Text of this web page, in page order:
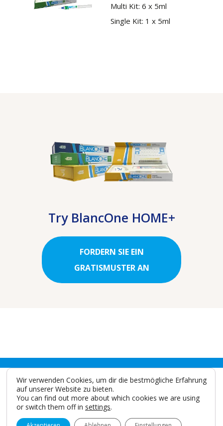
Multi Kit: 6 x 5ml
Single Kit: 1 x 5ml
Try BlancOne HOME+
FORDERN SIE EIN
GRATISMUSTER AN
IDS SpAVia Valletta San Cristoforo, 28/10 17100 Savona - Italy
Wir verwenden Cookies, um dir die bestmögliche Erfahrung
auf unserer Website zu bieten.
You can find out more about which cookies we are using
or switch them off in settings.